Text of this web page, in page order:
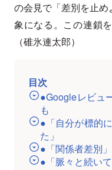
の会見で「差別を止
象になる。この連鎖
（碓氷連太郎）
目次
●Googleレビュ
も
●「自分が標的
た」
●「関係者差別
●「脈々と続い